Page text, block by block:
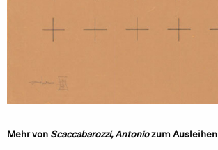
Mehr vonScaccabarozzi, Antoniozum Ausleihen